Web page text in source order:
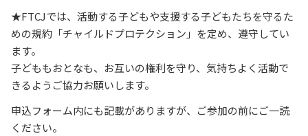
★FTCJでは、活動する子どもや支援する子どもたちを守るた
めの規約「チャイルドプロテクション」を定め、遵守してい
ます。
子どももおとなも、お互いの権利を守り、気持ちよく活動で
きるようご協力お願いします。
申込フォーム内にも記載がありますが、ご参加の前にご一読
ください。